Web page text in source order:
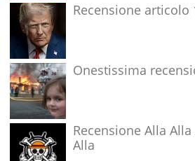
Recensione articolo
Onestissima
Recensione Alla
Alla